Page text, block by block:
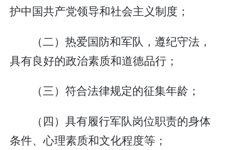
护中国共产党领导和社会主义制度；
（二）热爱国防和军队，遵纪守法，
具有良好的政治素质和道德品行；
（三）符合法律规定的征集年龄；
（四）具有履行军队岗位职责的身体
条件、心理素质和文化程度等；